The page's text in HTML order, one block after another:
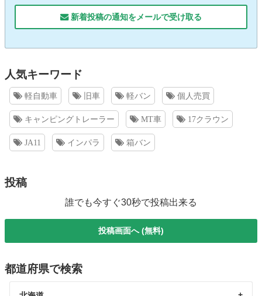
新着投稿の通知をメールで受け取る
人気キーワード
軽自動車 旧車 軽バン 個人売買
キャンピングトレーラー MT車 17クラウン
JA11 インパラ 箱バン
投稿
誰でも今すぐ30秒で投稿出来る
投稿画面へ (無料)
都道府県で検索